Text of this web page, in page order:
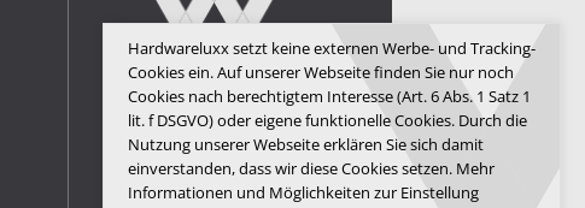
Hardwareluxx setzt keine externen Werbe- und Tracking-
Cookies ein. Auf unserer Webseite finden Sie nur noch
Cookies nach berechtigtem Interesse (Art. 6 Abs. 1 Satz 1
lit. f DSGVO) oder eigene funktionelle Cookies. Durch die
Nutzung unserer Webseite erklären Sie sich damit
einverstanden, dass wir diese Cookies setzen. Mehr
Informationen und Möglichkeiten zur Einstellung
Hardwareluxx Media GmbH
© Copyright 2026 Hardwareluxx
Media GmbH